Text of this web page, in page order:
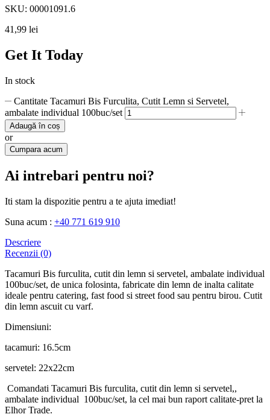
SKU: 00001091.6
41,99 lei
Get It Today
In stock
Cantitate Tacamuri Bis Furculita, Cutit Lemn si Servetel,
ambalate individual 100buc/set
Adaugă în coș
or
Cumpara acum
Ai intrebari pentru noi?
Iti stam la dispozitie pentru a te ajuta imediat!
Suna acum : +40 771 619 910
Descriere
Recenzii (0)
Tacamuri Bis furculita, cutit din lemn si servetel, ambalate individual
100buc/set, de unica folosinta, fabricate din lemn de inalta calitate
ideale pentru catering, fast food si street food sau pentru birou. Cutit
din lemn ascuit cu varf.
Dimensiuni:
tacamuri: 16.5cm
servetel: 22x22cm
Comandati Tacamuri Bis furculita, cutit din lemn si servetel,,
ambalate individual 100buc/set, la cel mai bun raport calitate-pret la
Elhor Trade.